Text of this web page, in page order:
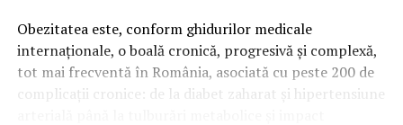
este reprezentat de segmente ale serviicilor secrete,
care practică în mod curent poliția politică, de
procuratură și, atâta cât s-a putut și se mai poate, de
magistrații judecători. În esență, sub altă formă, mai
Obezitatea este, conform ghidurilor medicale
internaționale, o boală cronică, progresivă și complexă,
tot mai frecventă în România, asociată cu peste 200 de
complicații cronice: de la diabet zaharat și hipertensiune